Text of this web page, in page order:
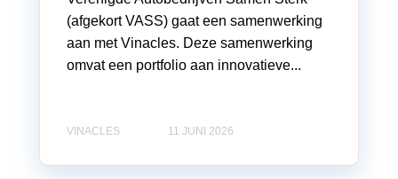
(afgekort VASS) gaat een samenwerking
aan met Vinacles. Deze samenwerking
omvat een portfolio aan innovatieve...
VINACLES 11 JUNI 2026